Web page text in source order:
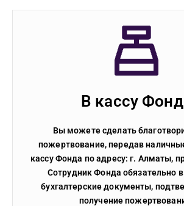
В кассу
Вы можете сделать
пожертвование, передав
кассу Фонда по адресу: г. Алматы,
Сотрудник Фонда обязательно
бухгалтерские документы,
получение